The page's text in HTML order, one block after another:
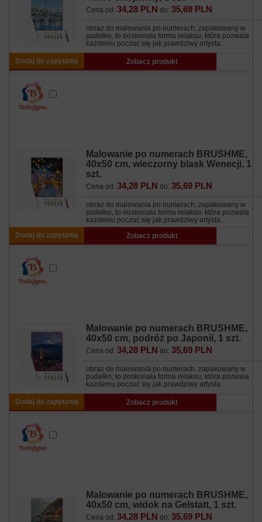
Cena od: 34,28 PLN do: 35,69 PLN
obraz do malowania po numerach, zapakowany w
pudełko, to doskonała forma relaksu, która pozwala
każdemu poczuć się jak prawdziwy artysta…
Dodaj do zapytania Zobacz produkt
Malowanie po numerach BRUSHME,
40x50 cm, wieczorny blask Wenecji, 1
szt.
Cena od: 34,28 PLN do: 35,69 PLN
obraz do malowania po numerach, zapakowany w
pudełko, to doskonała forma relaksu, która pozwala
każdemu poczuć się jak prawdziwy artysta…
Dodaj do zapytania
Zobacz produkt
Malowanie po numerach BRUSHME,
40x50 cm, podróż po Japonii, 1 szt.
Cena od: 34,28 PLN do: 35,69 PLN
obraz do malowania po numerach, zapakowany w
pudełko, to doskonała forma relaksu, która pozwala
każdemu poczuć się jak prawdziwy artysta…
Dodaj do zapytania Zobacz produkt
Malowanie po numerach BRUSHME,
40x50 cm, widok na Gelstatt, 1 szt.
Cena od: 34,28 PLN do: 35,69 PLN